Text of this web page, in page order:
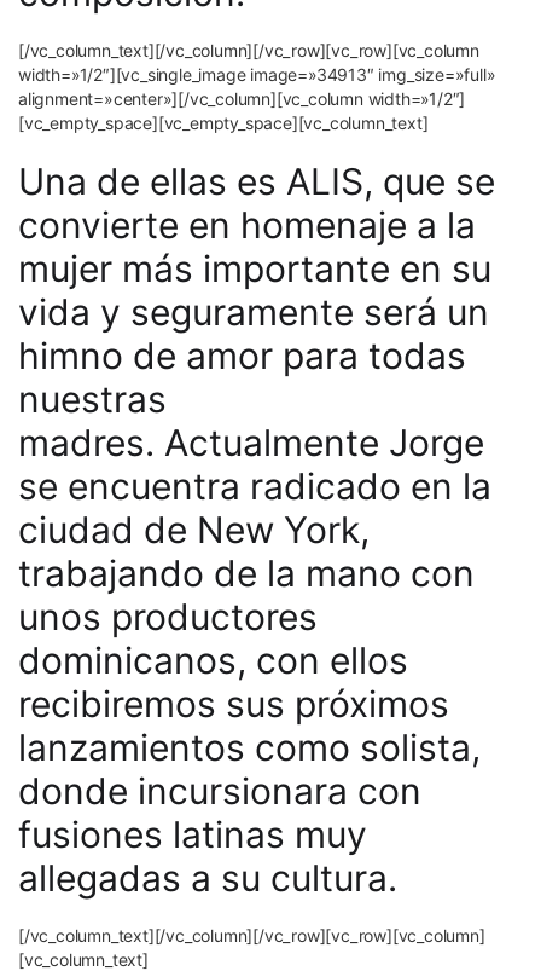
[/vc_column_text][/vc_column][/vc_row][vc_row][vc_column
width=»1/2″][vc_single_image image=»34913″ img_size=»full»
alignment=»center»][/vc_column][vc_column width=»1/2″]
[vc_empty_space][vc_empty_space][vc_column_text]
Una de ellas es ALIS, que se
convierte en homenaje a la
mujer más importante en su
vida y seguramente será un
himno de amor para todas
nuestras
madres. Actualmente Jorge
se encuentra radicado en la
ciudad de New York,
trabajando de la mano con
unos productores
dominicanos, con ellos
recibiremos sus próximos
lanzamientos como solista,
donde incursionara con
fusiones latinas muy
allegadas a su cultura.
[/vc_column_text][/vc_column][/vc_row][vc_row][vc_column]
[vc_column_text]